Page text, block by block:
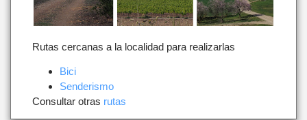
Rutas cercanas a la localidad para realizarlas
Bici
Senderismo
Consultar otras rutas